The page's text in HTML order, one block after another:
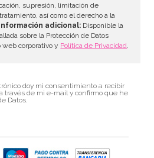
supresión, limitación de
así como el derecho a la
Información adicional: Disponible la
sobre la Protección de Datos
corporativo y Política de Privacidad.
doy mi consentimiento a recibir
través de mi e-mail y confirmo que he
Datos.